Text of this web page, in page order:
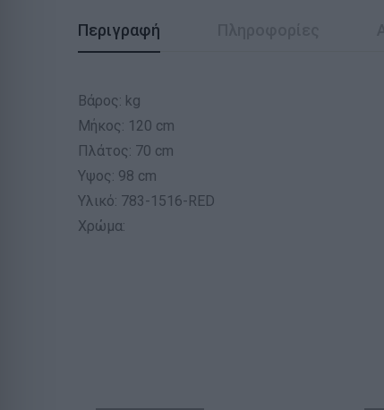
Περιγραφή
Βάρος: kg
Μήκος: 120 cm
Πλάτος: 70 cm
Υψος: 98 cm
Υλικό: 783-1516-RED
Χρώμα: